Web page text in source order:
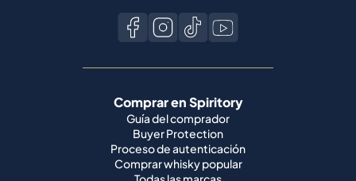
Comprar en Spiritory
Guía del comprador
Buyer Protection
Proceso de autenticación
Comprar whisky popular